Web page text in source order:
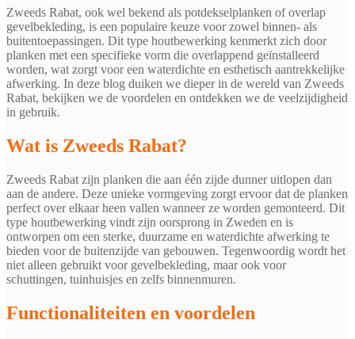
Zweeds Rabat, ook wel bekend als potdekselplanken of overlap
gevelbekleding, is een populaire keuze voor zowel binnen- als
buitentoepassingen. Dit type houtbewerking kenmerkt zich door
planken met een specifieke vorm die overlappend geïnstalleerd
worden, wat zorgt voor een waterdichte en esthetisch aantrekkelijke
afwerking. In deze blog duiken we dieper in de wereld van Zweeds
Rabat, bekijken we de voordelen en ontdekken we de veelzijdigheid
in gebruik.
Wat is Zweeds Rabat?
Zweeds Rabat zijn planken die aan één zijde dunner uitlopen dan
aan de andere. Deze unieke vormgeving zorgt ervoor dat de planken
perfect over elkaar heen vallen wanneer ze worden gemonteerd. Dit
type houtbewerking vindt zijn oorsprong in Zweden en is
ontworpen om een sterke, duurzame en waterdichte afwerking te
bieden voor de buitenzijde van gebouwen. Tegenwoordig wordt het
niet alleen gebruikt voor gevelbekleding, maar ook voor
schuttingen, tuinhuisjes en zelfs binnenmuren.
Functionaliteiten en voordelen